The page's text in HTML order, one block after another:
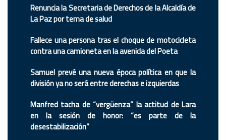
Renuncia la Secretaria de Derechos de la Alcaldía de
La Paz por tema de salud
Fallece una persona tras el choque de motocicleta
contra una camioneta en la avenida del Poeta
Samuel prevé una nueva época política en que la
división ya no será entre derechas e izquierdas
Manfred tacha de “vergüenza” la actitud de Lara
en la sesión de honor: “es parte de la
desestabilización”